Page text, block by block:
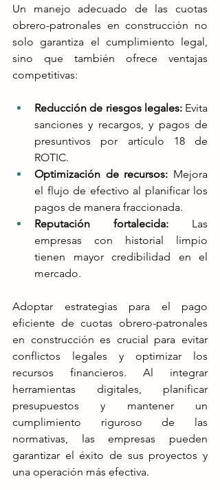
Un manejo adecuado de las cuotas
obrero-patronales en construcción no
solo garantiza el cumplimiento legal,
sino que también ofrece ventajas
competitivas:
Reducción de riesgos legales: Evita
sanciones y recargos, y pagos de
presuntivos por artículo 18 de
ROTIC.
Optimización de recursos: Mejora
el flujo de efectivo al planificar los
pagos de manera fraccionada.
Reputación fortalecida: Las
empresas con historial limpio
tienen mayor credibilidad en el
mercado​​.
Adoptar estrategias para el pago
eficiente de cuotas obrero-patronales
en construcción es crucial para evitar
conflictos legales y optimizar los
recursos financieros. Al integrar
herramientas digitales, planificar
presupuestos y mantener un
cumplimiento riguroso de las
normativas, las empresas pueden
garantizar el éxito de sus proyectos y
una operación más efectiva.